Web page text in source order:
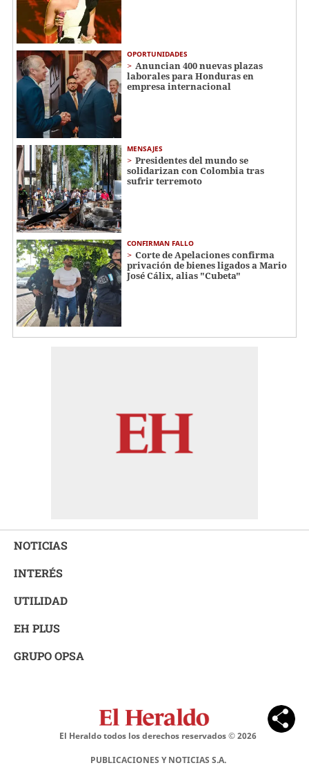
OPORTUNIDADES
Anuncian 400 nuevas plazas
laborales para Honduras en
empresa internacional
MENSAJES
Presidentes del mundo se
solidarizan con Colombia tras
sufrir terremoto
CONFIRMAN FALLO
Corte de Apelaciones confirma
privación de bienes ligados a Mario
José Cálix, alias "Cubeta"
NOTICIAS
INTERÉS
UTILIDAD
EH PLUS
GRUPO OPSA
El Heraldo todos los derechos reservados ©2026
PUBLICACIONES Y NOTICIAS S.A.